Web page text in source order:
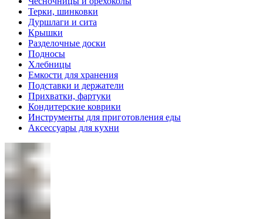
Терки, шинковки
Дуршлаги и сита
Крышки
Разделочные доски
Подносы
Хлебницы
Емкости для хранения
Подставки и держатели
Прихватки, фартуки
Кондитерские коврики
Инструменты для приготовления еды
Аксессуары для кухни